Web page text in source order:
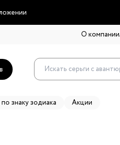
О компании
знаку зодиака Акции